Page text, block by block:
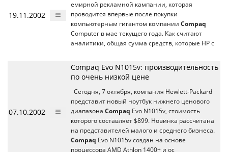
19.11.2002
емирной рекламной кампании, которая
проводится впервые после покупки
компьютерным гигантом компании Compaq
Computer в мае текущего года. Как считают
аналитики, общая сумма средств, которые HP с
07.10.2002
Compaq Evo N1015v: производительность
по очень низкой цене
Сегодня, 7 октября, компания Hewlett-Packard
представит новый ноутбук нижнего ценового
диапазона Compaq Evo N1015v, стоимость
которого составляет $899. Новинка рассчитана
на представителей малого и среднего бизнеса.
Compaq Evo N1015v создан на основе
процессора AMD Athlon 1400+ и ос